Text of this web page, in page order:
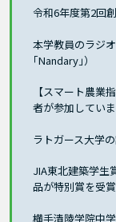
令和6年度第2回
本学教員のラジ
｢Nandary｣）
【スマート農業
者が参加してい
ラトガース大学
JIA東北建築学生
品が特別賞を受
横手清陵学院中